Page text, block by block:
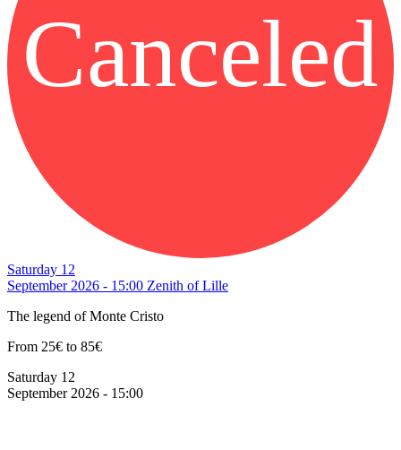
Canceled
Saturday 12
September 2026 - 15:00 Zenith of Lille
The legend of Monte Cristo
From 25€ to 85€
Saturday 12
September 2026 - 15:00